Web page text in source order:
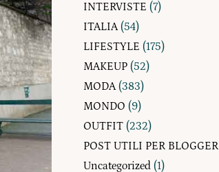
INTERVISTE (7)
ITALIA(54)
LIFESTYLE (175)
MAKEUP (52)
MODA(383)
MONDO (9)
OUTFIT (232)
POST UTILI PER BLOGGER
Uncategorized (1)